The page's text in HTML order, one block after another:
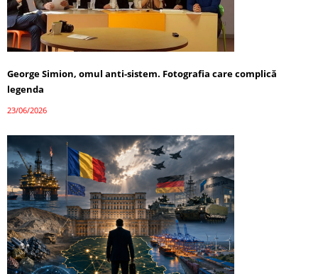
George Simion, omul anti-sistem. Fotografia care complică
legenda
23/06/2026